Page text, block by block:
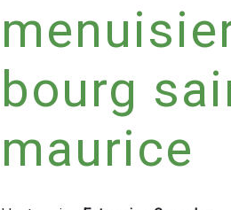
bourg
maurice